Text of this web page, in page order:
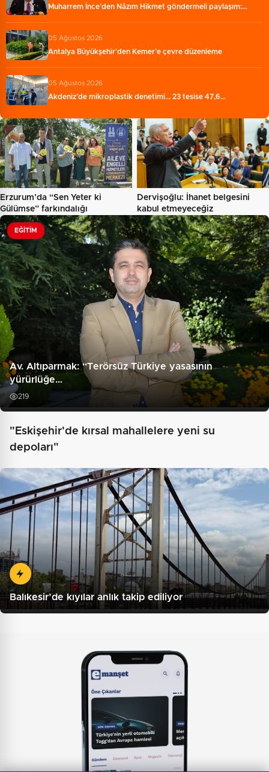
Muharrem İnce’den Nâzım Hikmet göndermeli paylaşım:…
05 Ağustos 2026
Antalya Büyükşehir’den Kemer’e çevre düzenleme
05 Ağustos 2026
Akdeniz’de mikroplastik denetimi... 23 tesise 47,6…
Erzurum’da “Sen Yeter ki
Gülümse” farkındalığı
Dervişoğlu: İhanet belgesini
kabul etmeyeceğiz
EĞITIM
Av. Altıparmak: “Terörsüz Türkiye yasasının
yürürlüğe…
219
"Eskişehir'de kırsal mahallelere yeni su
depoları"
Balıkesir’de kıyılar anlık takip ediliyor